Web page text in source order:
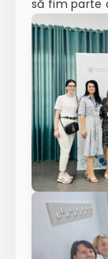
să fim parte